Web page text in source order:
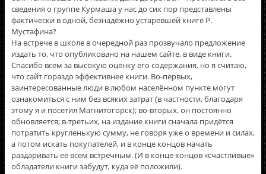
сведения о группе Курмаша у нас до сих пор представлены
фактически в одной, безнадёжно устаревшей книге Р.
Мустафина?
На встрече в школе в очередной раз прозвучало предложение
издать то, что опубликовано на нашем сайте, в виде книги.
Спасибо всем за высокую оценку его содержания, но я считаю,
что сайт гораздо эффективнее книги. Во-первых,
заинтересованные люди в любом населённом пункте могут
ознакомиться с ним без всяких затрат (в частности, благодаря
этому я и посетил Магнитогорск); во-вторых, он постоянно
обновляется; в-третьих, на издание книги сначала придётся
потратить кругленькую сумму, не говоря уже о времени и силах,
а потом искать покупателей, и в конце концов начать
раздаривать её всем встречным. (И в конце концов «счастливые»
обладатели книги забудут, куда её положили).